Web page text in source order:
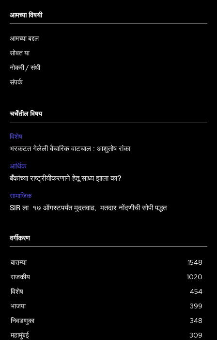
आमच्या विषयी
आमच्या बद्दल
सोबत या
नोकरी / संधी
संपर्क
चर्चेतील विषय
विशेष
भरकटत गेलेली वैचारिक वाटचाल : आशुतोष रांका
आर्थिक
बँकांच्या राष्ट्रीयीकरणाने हेतू साध्य झाला का?
सामाजिक
SIR ला १७ ऑगस्टपर्यंत मुदतवाढ, मतदार नोंदणीची सोपी पद्धत
वर्गीकरण
बातम्या
1548
राजकीय
1020
विशेष
454
भाजपा
399
निवडणुका
348
महामुंबई
309